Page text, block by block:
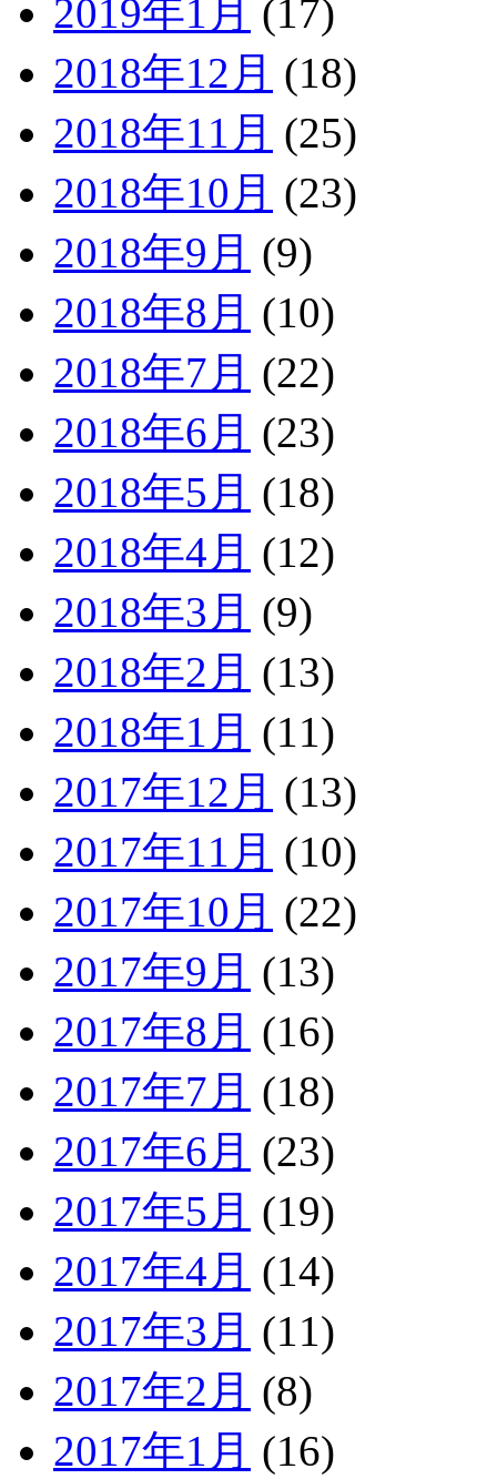
2019年1月 (17)
2018年12月 (18)
2018年11月 (25)
2018年10月 (23)
2018年9月 (9)
2018年8月 (10)
2018年7月 (22)
2018年6月 (23)
2018年5月 (18)
2018年4月 (12)
2018年3月 (9)
2018年2月 (13)
2018年1月 (11)
2017年12月 (13)
2017年11月 (10)
2017年10月 (22)
2017年9月 (13)
2017年8月 (16)
2017年7月 (18)
2017年6月 (23)
2017年5月 (19)
2017年4月 (14)
2017年3月 (11)
2017年2月 (8)
2017年1月 (16)